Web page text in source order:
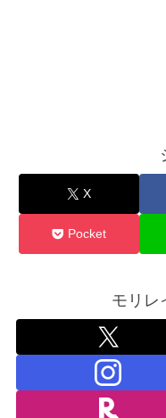
X
Pocket
モリレ